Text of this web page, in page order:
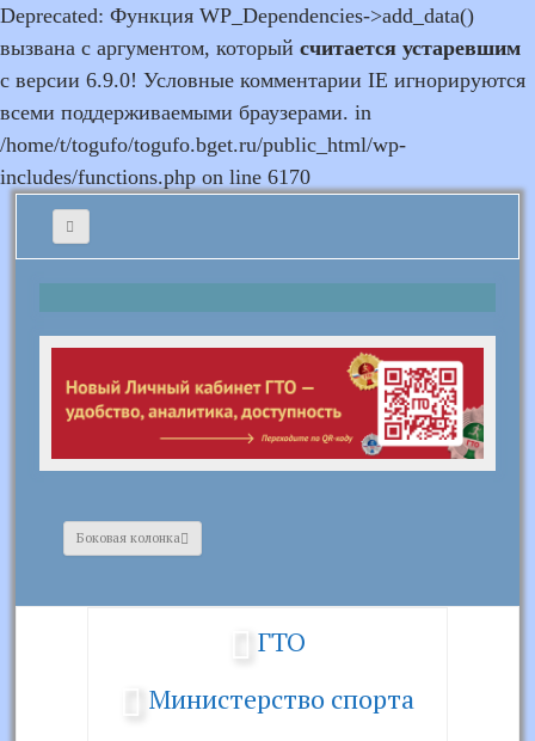
Deprecated: Функция WP_Dependencies->add_data()
вызвана с аргументом, который считается устаревшим
с версии 6.9.0! Условные комментарии IE игнорируются
всеми поддерживаемыми браузерами. in
/home/t/togufo/togufo.bget.ru/public_html/wp-
includes/functions.php on line 6170
Боковая колонка
ГТО
Министерство спорта